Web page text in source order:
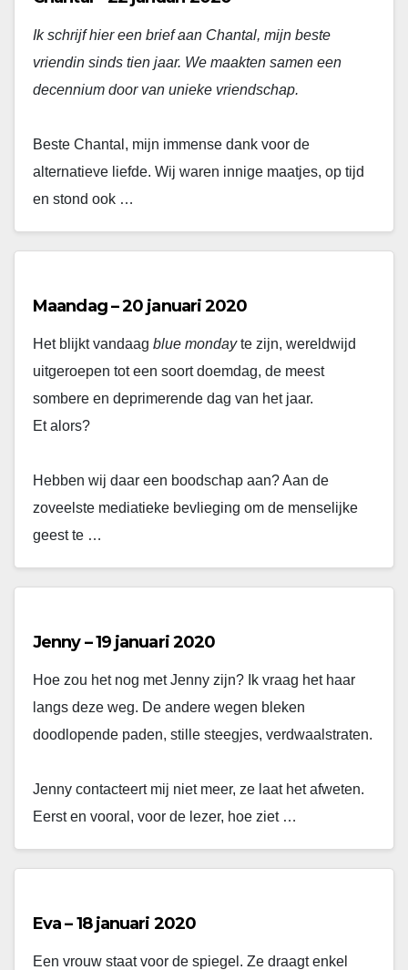
Ik schrijf hier een brief aan Chantal, mijn beste
vriendin sinds tien jaar. We maakten samen een
decennium door van unieke vriendschap.
Beste Chantal, mijn immense dank voor de
alternatieve liefde. Wij waren innige maatjes, op tijd
en stond ook …
Maandag – 20 januari 2020
Het blijkt vandaag blue mondayte zijn, wereldwijd
uitgeroepen tot een soort doemdag, de meest
sombere en deprimerende dag van het jaar.
Et alors?
Hebben wij daar een boodschap aan? Aan de
zoveelste mediatieke bevlieging om de menselijke
geest te …
Jenny – 19 januari 2020
Hoe zou het nog met Jenny zijn? Ik vraag het haar
langs deze weg. De andere wegen bleken
doodlopende paden, stille steegjes, verdwaalstraten.
Jenny contacteert mij niet meer, ze laat het afweten.
Eerst en vooral, voor de lezer, hoe ziet …
Eva – 18 januari 2020
Een vrouw staat voor de spiegel. Ze draagt enkel